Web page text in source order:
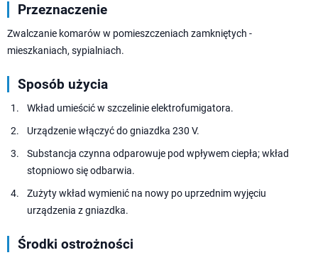
Przeznaczenie
Zwalczanie komarów w pomieszczeniach zamkniętych -
mieszkaniach, sypialniach.
Sposób użycia
Wkład umieścić w szczelinie elektrofumigatora.
Urządzenie włączyć do gniazdka 230 V.
Substancja czynna odparowuje pod wpływem ciepła; wkład
stopniowo się odbarwia.
Zużyty wkład wymienić na nowy po uprzednim wyjęciu
urządzenia z gniazdka.
Środki ostrożności